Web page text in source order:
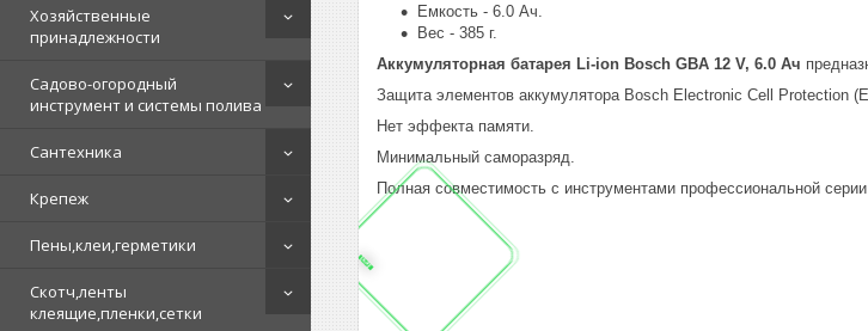
Хозяйственные
принадлежности
Садово-огородный
инструмент и системы полива
Сантехника
Крепеж
Пены,клеи,герметики
Скотч,ленты
клеящие,пленки,сетки
Емкость - 6.0 Ач.
Вес - 385 г.
Аккумуляторная батарея Li-ion Bosch GBA 12 V, 6.0 Ач
Защита элементов аккумулятора Bosch Electronic Cell Protection
Нет эффекта памяти.
Минимальный саморазряд.
Полная совместимость с инструментами профессиональной серии